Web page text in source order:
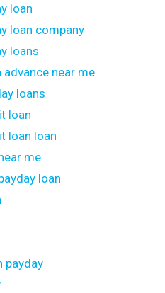
loan
loan company
loans
near me
loans
loan
loan loan
me
loan
payday